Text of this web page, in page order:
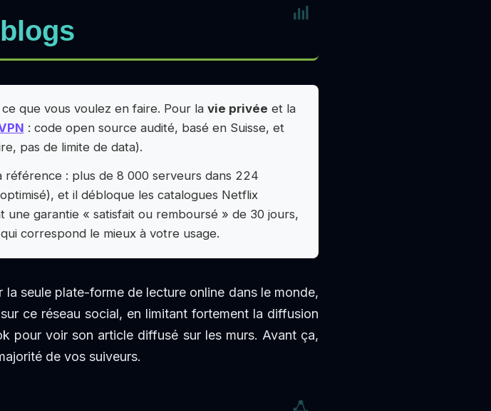
que vous voulez en faire. Pour la vie privée et la
: code open source audité, basé en Suisse, et
pas de limite de data).
référence : plus de 8 000 serveurs dans 224
et il débloque les catalogues Netflix
garantie « satisfait ou remboursé » de 30 jours,
correspond le mieux à votre usage.
seule plate-forme de lecture online dans le monde,
ce réseau social, en limitant fortement la diffusion
pour voir son article diffusé sur les murs. Avant ça,
de vos suiveurs.